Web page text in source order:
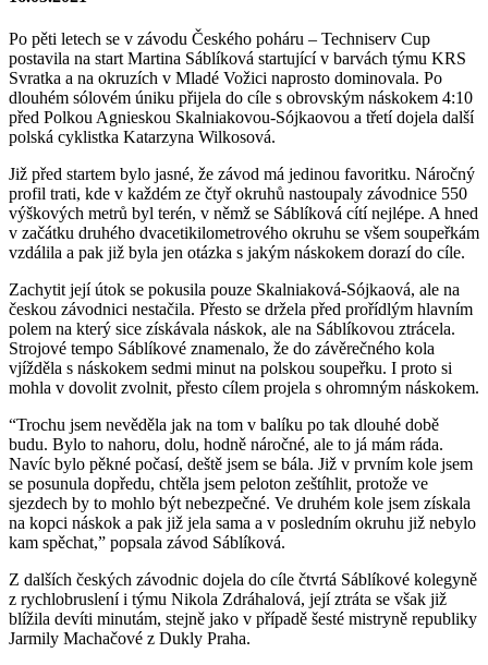
Po pěti letech se v závodu Českého poháru – Techniserv Cup
postavila na start Martina Sáblíková startující v barvách týmu KRS
Svratka a na okruzích v Mladé Vožici naprosto dominovala. Po
dlouhém sólovém úniku přijela do cíle s obrovským náskokem 4:10
před Polkou Agnieskou Skalniakovou-Sójkaovou a třetí dojela další
polská cyklistka Katarzyna Wilkosová.
Již před startem bylo jasné, že závod má jedinou favoritku. Náročný
profil trati, kde v každém ze čtyř okruhů nastoupaly závodnice 550
výškových metrů byl terén, v němž se Sáblíková cítí nejlépe. A hned
v začátku druhého dvacetikilometrového okruhu se všem soupeřkám
vzdálila a pak již byla jen otázka s jakým náskokem dorazí do cíle.
Zachytit její útok se pokusila pouze Skalniaková-Sójkaová, ale na
českou závodnici nestačila. Přesto se držela před prořídlým hlavním
polem na který sice získávala náskok, ale na Sáblíkovou ztrácela.
Strojové tempo Sáblíkové znamenalo, že do závěrečného kola
vjížděla s náskokem sedmi minut na polskou soupeřku. I proto si
mohla v dovolit zvolnit, přesto cílem projela s ohromným náskokem.
“Trochu jsem nevěděla jak na tom v balíku po tak dlouhé době
budu. Bylo to nahoru, dolu, hodně náročné, ale to já mám ráda.
Navíc bylo pěkné počasí, deště jsem se bála. Již v prvním kole jsem
se posunula dopředu, chtěla jsem peloton zeštíhlit, protože ve
sjezdech by to mohlo být nebezpečné. Ve druhém kole jsem získala
na kopci náskok a pak již jela sama a v posledním okruhu již nebylo
kam spěchat,” popsala závod Sáblíková.
Z dalších českých závodnic dojela do cíle čtvrtá Sáblíkové kolegyně
z rychlobruslení i týmu Nikola Zdráhalová, její ztráta se však již
blížila devíti minutám, stejně jako v případě šesté mistryně republiky
Jarmily Machačové z Dukly Praha.